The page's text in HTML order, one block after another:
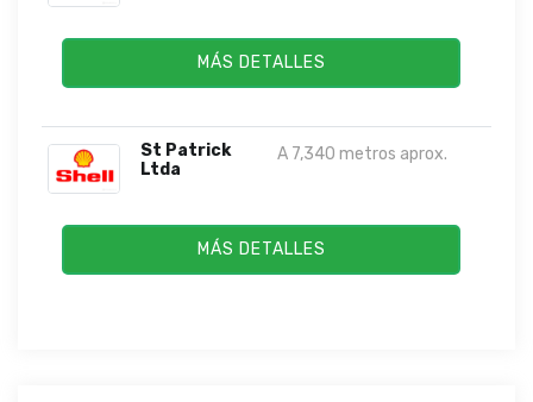
MÁS DETALLES
St Patrick
Ltda
A 7,340 metros aprox.
MÁS DETALLES